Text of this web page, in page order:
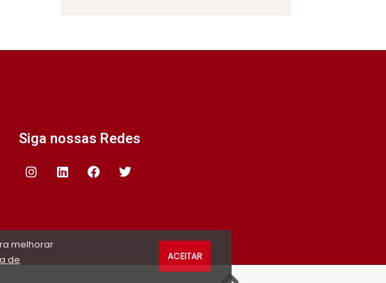
Siga nossas Redes
melhorar
de
ACEITAR